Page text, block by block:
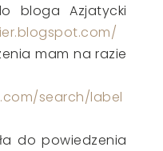
bloga Azjatycki
mam na razie
search/label
do powiedzenia